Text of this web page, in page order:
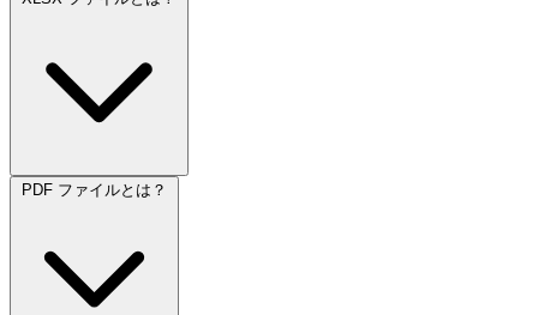
PDF ファイルとは？